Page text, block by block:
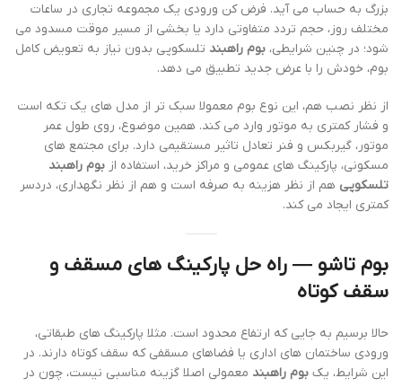
بزرگ به حساب می آید. فرض کن ورودی یک مجموعه تجاری در ساعات
مختلف روز، حجم تردد متفاوتی دارد یا بخشی از مسیر موقت مسدود می
شود؛ در چنین شرایطی، بوم راهبند تلسکوپی بدون نیاز به تعویض کامل
بوم، خودش را با عرض جدید تطبیق می دهد.
از نظر نصب هم، این نوع بوم معمولا سبک تر از مدل های یک تکه است
و فشار کمتری به موتور وارد می کند. همین موضوع، روی طول عمر
موتور، گیربکس و فنر تعادل تاثیر مستقیمی دارد. برای مجتمع های
مسکونی، پارکینگ های عمومی و مراکز خرید، استفاده از بوم راهبند
تلسکوپی هم از نظر هزینه به صرفه است و هم از نظر نگهداری، دردسر
کمتری ایجاد می کند.
بوم تاشو — راه حل پارکینگ های مسقف و
سقف کوتاه
حالا برسیم به جایی که ارتفاع محدود است. مثلا پارکینگ های طبقاتی،
ورودی ساختمان های اداری یا فضاهای مسقفی که سقف کوتاه دارند. در
این شرایط، یک بوم راهبند معمولی اصلا گزینه مناسبی نیست، چون در